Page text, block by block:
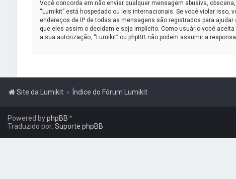
Você concorda em não enviar qualquer mensagem abusiva,
“Lumikit” está hospedado ou leis internacionais. Se você violar
endereços de IP de todas as mensagens são registrados para
que eles assim o decidam e seja implícito. Como usuário você
a sua autorização, “Lumikit” ou phpBB não podem assumir a
Site da Lumikit Índice do Fórum Lumikit
Powered byphpBB™
Traduzido por: Suporte phpBB